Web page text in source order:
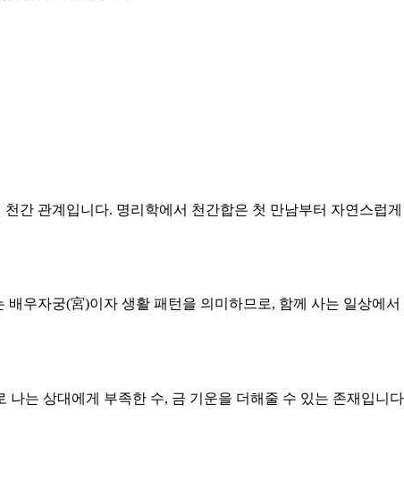
간 관계입니다. 명리학에서 천간합은 첫 만남부터 자연스럽
우자궁(宮)이자 생활 패턴을 의미하므로, 함께 사는 일상에
는 상대에게 부족한 수, 금 기운을 더해줄 수 있는 존재입니